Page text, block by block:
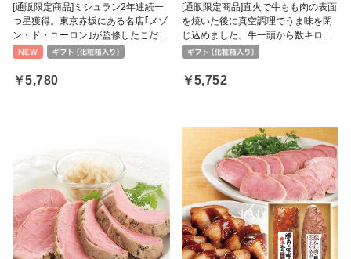
[通販限定商品]ミシュラン2年連続一
つ星獲得。東京赤坂にある名店｢メゾ
ン・ド・ユーロン｣が監修したこだわ
り中華4種ギフトセット。
￥5,780
[通販限定商品]直火で牛もも肉の表面
を焼いた後に真空調理でうま味を閉
じ込めました。牛一頭から数キロし
かとれない、希少な部位である「と
ストビーフ（R）とセットで。
￥5,752